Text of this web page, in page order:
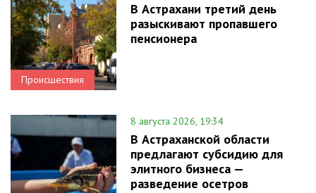
Происшествия
В Астрахани третий день
разыскивают пропавшего
пенсионера
8 августа 2026, 19:34
В Астраханской области
предлагают субсидию для
элитного бизнеса —
разведение осетров